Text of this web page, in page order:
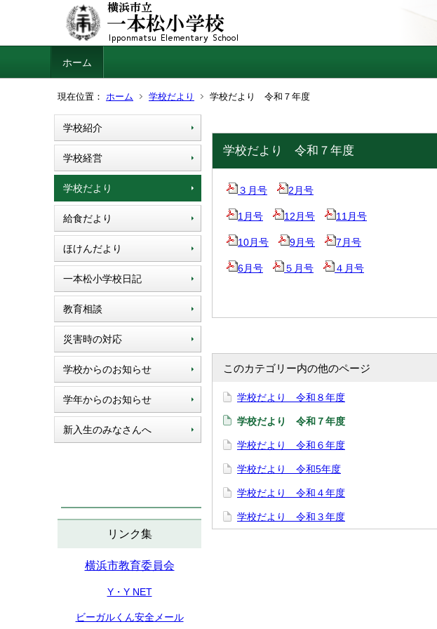
ホーム
現在位置： ホーム 学校だより 学校だより 令和７年度
学校紹介
学校経営
学校だより
給食だより
ほけんだより
一本松小学校日記
教育相談
災害時の対応
学校からのお知らせ
学年からのお知らせ
新入生のみなさんへ
リンク集
横浜市教育委員会
Y・Y NET
ビーガルくん安全メール
学校だより 令和７年度
３月号 2月号
1月号 12月号 11月号
10月号 9月号 7月号
6月号 ５月号 ４月号
このカテゴリー内の他のページ
学校だより 令和８年度
学校だより 令和７年度
学校だより 令和６年度
学校だより 令和5年度
学校だより 令和４年度
学校だより 令和３年度